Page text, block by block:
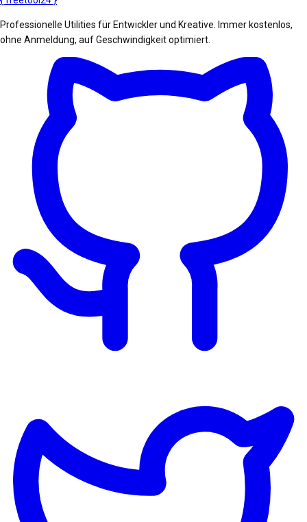
Professionelle Utilities für Entwickler und Kreative. Immer kostenlos,
ohne Anmeldung, auf Geschwindigkeit optimiert.